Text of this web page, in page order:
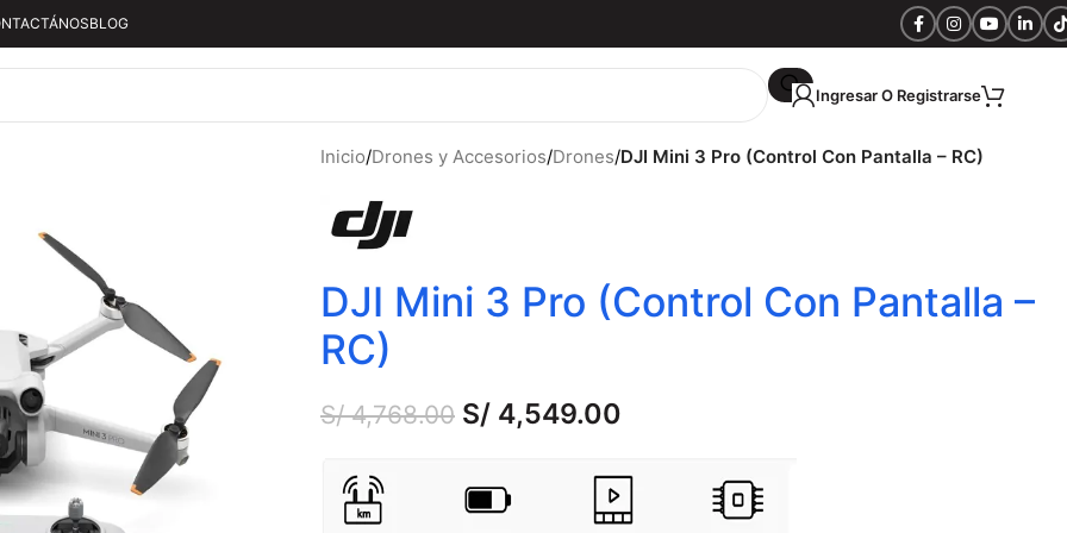
BLOG
Ingresar O Registrarse
Inicio/Drones y Accesorios/Drones/DJI Mini 3 Pro (Control Con Pantalla – RC)
DJI Mini 3 Pro (Control Con Pantalla –
RC)
S/4,768.00 S/ 4,549.00